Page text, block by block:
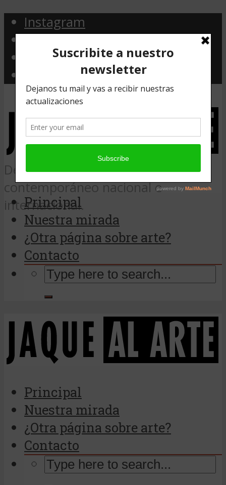
Instagram
Facebook
Twitter
Desde Argentina, noticias de arte
contemporáneo nacional e
internacional.
Principal
Nuestra mirada
¿Otra página sobre arte?
Contacto
Principal
Nuestra mirada
¿Otra página sobre arte?
Contacto